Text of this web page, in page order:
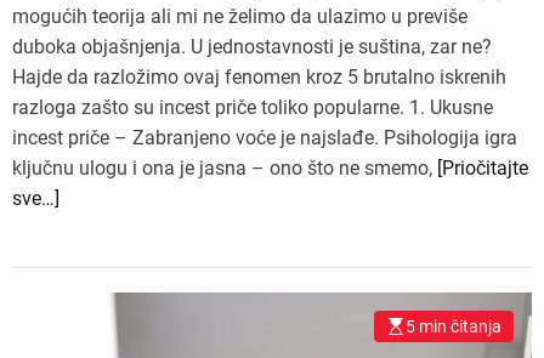
mogućih teorija ali mi ne želimo da ulazimo u previše
duboka objašnjenja. U jednostavnosti je suština, zar ne?
Hajde da razložimo ovaj fenomen kroz 5 brutalno iskrenih
razloga zašto su incest priče toliko popularne. 1. Ukusne
incest priče – Zabranjeno voće je najslađe. Psihologija igra
ključnu ulogu i ona je jasna – ono što ne smemo, [Priočitajte
sve…]
5 min čitanja